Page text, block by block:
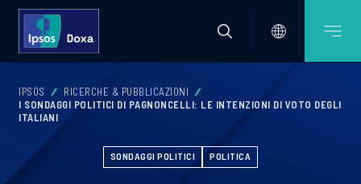
IPSOS
RICERCHE & PUBBLICAZIONI
I SONDAGGI POLITICI DI PAGNONCELLI: LE INTENZIONI DI VOTO DEGLI
ITALIANI
SONDAGGI POLITICI POLITICA